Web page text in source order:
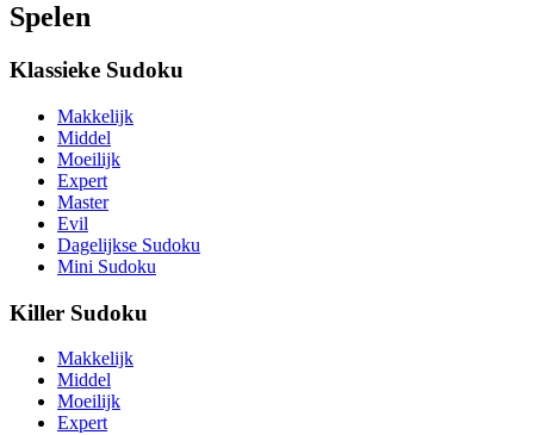
Spelen
Klassieke Sudoku
Makkelijk
Middel
Moeilijk
Expert
Master
Evil
Dagelijkse Sudoku
Mini Sudoku
Killer Sudoku
Makkelijk
Middel
Moeilijk
Expert